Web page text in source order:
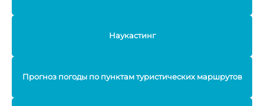
Наукастинг
Прогноз погоды по пунктам туристических маршрутов